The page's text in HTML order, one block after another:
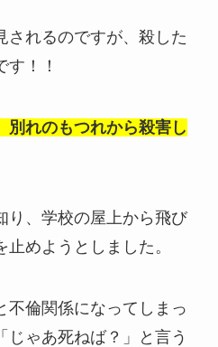
されるのですが、殺した
！！
別れのもつれから殺害し
り、学校の屋上から飛び
めようとしました。
不倫関係になってしまっ
じゃあ死ねば？」と言う